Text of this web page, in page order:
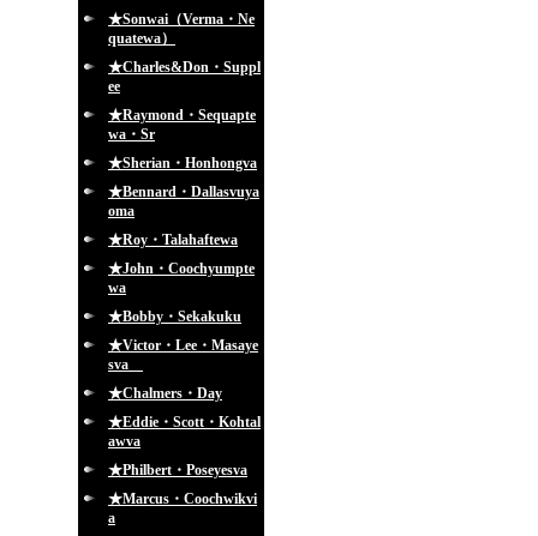
★Sonwai（Verma・Ne
quatewa）
★Charles&Don・Suppl
ee
★Raymond・Sequapte
wa・Sr
★Sherian・Honhongva
★Bennard・Dallasvuya
oma
★Roy・Talahaftewa
★John・Coochyumpte
wa
★Bobby・Sekakuku
★Victor・Lee・Masaye
sva
★Chalmers・Day
★Eddie・Scott・Kohtal
awva
★Philbert・Poseyesva
★Marcus・Coochwikvi
a